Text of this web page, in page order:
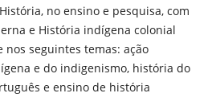
no ensino e pesquisa, com
e História indígena colonial
seguintes temas: ação
e do indigenismo, história do
e ensino de história